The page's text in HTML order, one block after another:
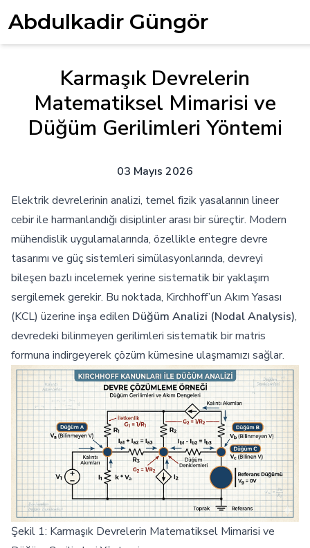
Abdulkadir Güngör
Karmaşık Devrelerin
Matematiksel Mimarisi ve
Düğüm Gerilimleri Yöntemi
03 Mayıs 2026
Elektrik devrelerinin analizi, temel fizik yasalarının lineer
cebir ile harmanlandığı disiplinler arası bir süreçtir. Modern
mühendislik uygulamalarında, özellikle entegre devre
tasarımı ve güç sistemleri simülasyonlarında, devreyi
bileşen bazlı incelemek yerine sistematik bir yaklaşım
sergilemek gerekir. Bu noktada, Kirchhoff’un Akım Yasası
(KCL) üzerine inşa edilen Düğüm Analizi (Nodal Analysis),
devredeki bilinmeyen gerilimleri sistematik bir matris
formuna indirgeyerek çözüm kümesine ulaşmamızı sağlar.
Şekil 1: Karmaşık Devrelerin Matematiksel Mimarisi ve